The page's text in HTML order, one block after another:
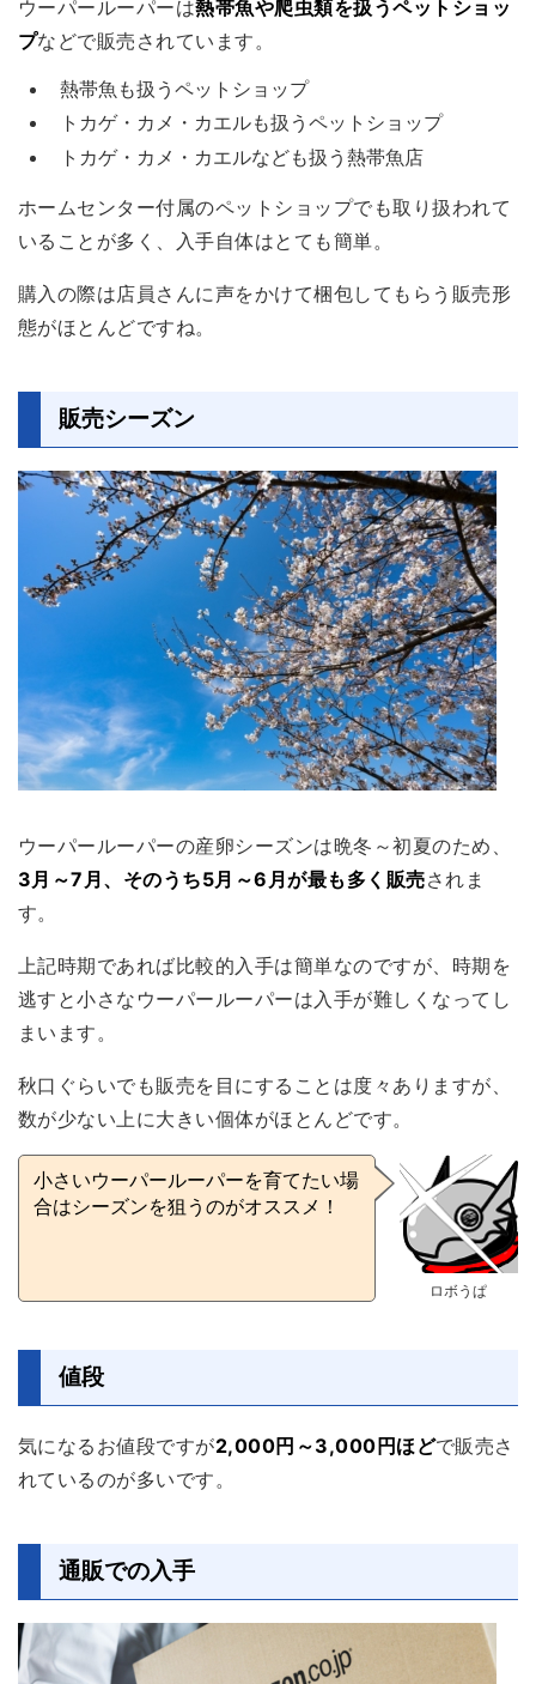
ウーパールーパーは熱帯魚や爬虫類を扱うペットショッ
プなどで販売されています。
熱帯魚も扱うペットショップ
トカゲ・カメ・カエルも扱うペットショップ
トカゲ・カメ・カエルなども扱う熱帯魚店
ホームセンター付属のペットショップでも取り扱われて
いることが多く、入手自体はとても簡単。
購入の際は店員さんに声をかけて梱包してもらう販売形
態がほとんどですね。
販売シーズン
ウーパールーパーの産卵シーズンは晩冬～初夏のため、
3月～7月、そのうち5月～6月が最も多く販売されま
す。
上記時期であれば比較的入手は簡単なのですが、時期を
逃すと小さなウーパールーパーは入手が難しくなってし
まいます。
秋口ぐらいでも販売を目にすることは度々ありますが、
数が少ない上に大きい個体がほとんどです。
小さいウーパールーパーを育てたい場
合はシーズンを狙うのがオススメ！
ロボうぱ
値段
気になるお値段ですが2,000円～3,000円ほどで販売さ
れているのが多いです。
通販での入手